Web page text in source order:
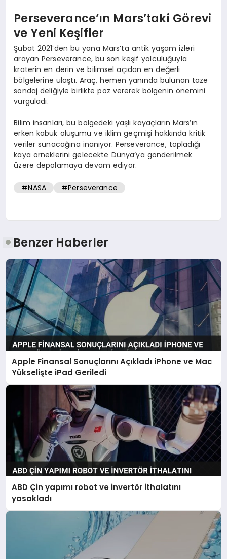
Perseverance’ın Mars’taki Görevi
ve Yeni Keşifler
Şubat 2021’den bu yana Mars’ta antik yaşam izleri
arayan Perseverance, bu son keşif yolculuğuyla
kraterin en derin ve bilimsel açıdan en değerli
bölgelerine ulaştı. Araç, hemen yanında bulunan taze
sondaj deliğiyle birlikte poz vererek bölgenin önemini
vurguladı.
Bilim insanları, bu bölgedeki yaşlı kayaçların Mars’ın
erken kabuk oluşumu ve iklim geçmişi hakkında kritik
veriler sunacağına inanıyor. Perseverance, topladığı
kaya örneklerini gelecekte Dünya’ya gönderilmek
üzere depolamaya devam ediyor.
#NASA #Perseverance
Benzer Haberler
Apple Finansal Sonuçlarını Açıkladı iPhone ve Mac
Yükselişte iPad Geriledi
ABD Çin yapımı robot ve invertör ithalatını
yasakladı